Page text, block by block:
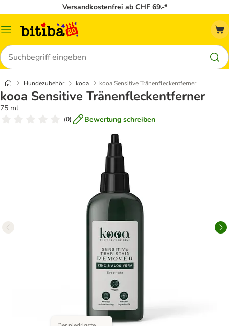
Versandkostenfrei ab CHF 69.-*
Menü
Suchen
Hundezubehör kooa kooa Sensitive Tränenfleckentferner
kooa Sensitive Tränenfleckentferner
75 ml
(0) Bewertung schreiben